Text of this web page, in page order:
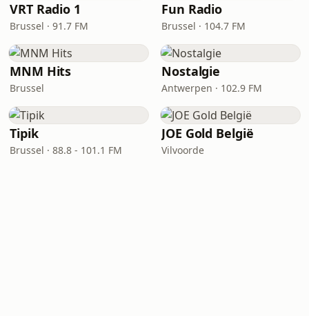
VRT Radio 1
Brussel · 91.7 FM
Fun Radio
Brussel · 104.7 FM
MNM Hits
Brussel
Nostalgie
Antwerpen · 102.9 FM
Tipik
Brussel · 88.8 - 101.1 FM
JOE Gold België
Vilvoorde